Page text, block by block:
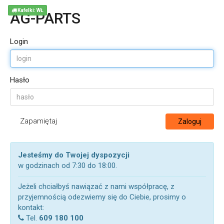
AG-PARTS
Login
Hasło
Zapamiętaj Zaloguj
Jesteśmy do Twojej dyspozycji
w godzinach od 7:30 do 18:00.
Jeżeli chciałbyś nawiązać z nami współpracę, z
przyjemnością odezwiemy się do Ciebie, prosimy o
kontakt:
Tel. 609 180 100
Kafelki: WŁ